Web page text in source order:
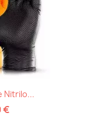
Nitrilo...
€